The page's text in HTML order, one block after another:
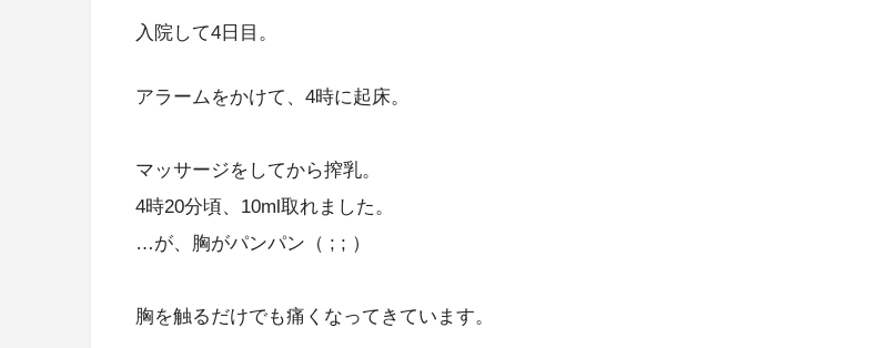
入院して4日目。
アラームをかけて、4時に起床。
マッサージをしてから搾乳。
4時20分頃、10ml取れました。
…が、胸がパンパン（ ; ; ）
胸を触るだけでも痛くなってきています。